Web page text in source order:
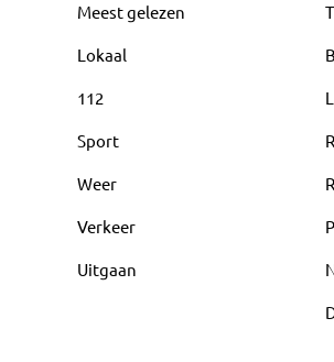
Meest gelezen
Lokaal
112
Sport
Weer
Verkeer
Uitgaan